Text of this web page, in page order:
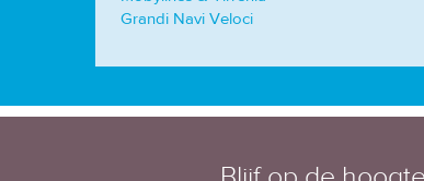
Grandi Navi Veloci